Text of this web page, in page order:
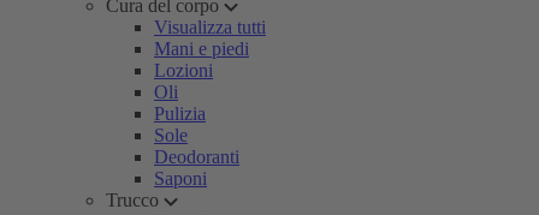
Cura del corpo
Visualizza tutti
Mani e piedi
Lozioni
Oli
Pulizia
Sole
Deodoranti
Saponi
Trucco